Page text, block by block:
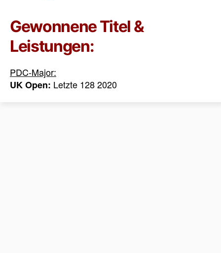
Gewonnene Titel &
Leistungen:
PDC-Major:
UK Open: Letzte 128 2020